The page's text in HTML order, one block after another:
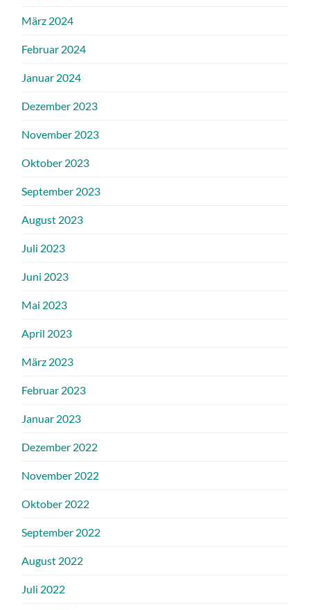
März 2024
Februar 2024
Januar 2024
Dezember 2023
November 2023
Oktober 2023
September 2023
August 2023
Juli 2023
Juni 2023
Mai 2023
April 2023
März 2023
Februar 2023
Januar 2023
Dezember 2022
November 2022
Oktober 2022
September 2022
August 2022
Juli 2022